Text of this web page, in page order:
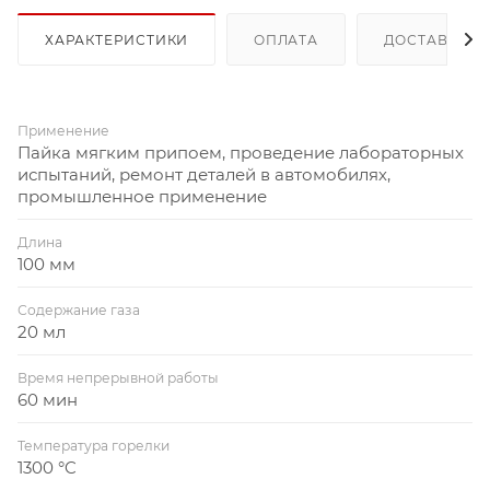
ХАРАКТЕРИСТИКИ ОПЛАТА ДОСТАВКА
Применение
Пайка мягким припоем, проведение лабораторных
испытаний, ремонт деталей в автомобилях,
промышленное применение
Длина
100 мм
Содержание газа
20 мл
Время непрерывной работы
60 мин
Температура горелки
1300 °C